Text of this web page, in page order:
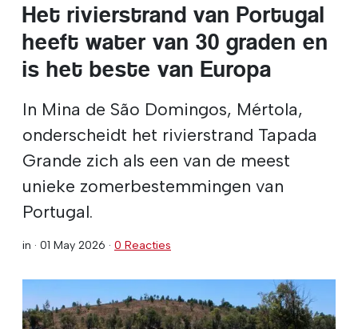
Het rivierstrand van Portugal
heeft water van 30 graden en
is het beste van Europa
In Mina de São Domingos, Mértola,
onderscheidt het rivierstrand Tapada
Grande zich als een van de meest
unieke zomerbestemmingen van
Portugal.
in · 01 May 2026 · 0 Reacties